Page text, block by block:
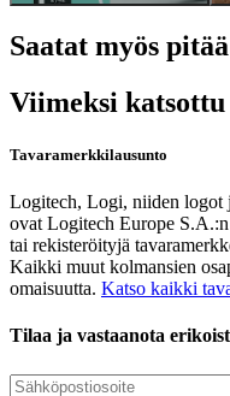
Saatat myös
Viimeksi katsottu
Tavaramerkkilausunto
Logitech, Logi, niiden logot
ovat Logitech Europe
tai rekisteröityjä
Kaikki muut kolmansien
omaisuutta. Katso kaikki
Tilaa ja vastaanota